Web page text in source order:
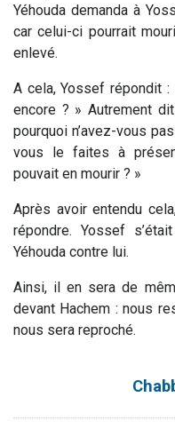
Yéhouda demanda à
car celui-ci pourrait
enlevé.
A cela, Yossef répondit
encore ? » Autrement
pourquoi n’avez-vous
vous le faites à
pouvait en mourir ? »
Après avoir entendu
répondre. Yossef
Yéhouda contre lui.
Ainsi, il en sera de
devant Hachem : nous
nous sera reproché.